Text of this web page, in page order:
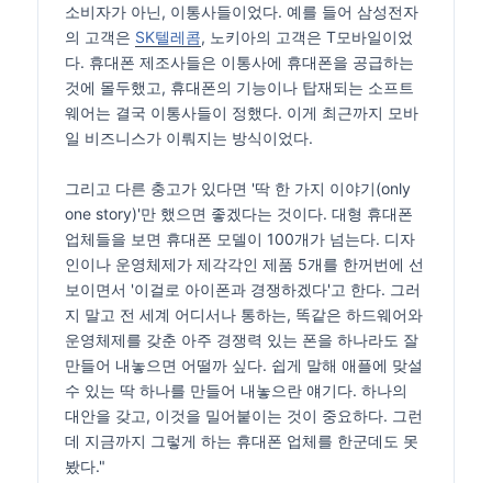
소비자가 아닌, 이통사들이었다. 예를 들어 삼성전자
의 고객은 SK텔레콤, 노키아의 고객은 T모바일이었
다. 휴대폰 제조사들은 이통사에 휴대폰을 공급하는
것에 몰두했고, 휴대폰의 기능이나 탑재되는 소프트
웨어는 결국 이통사들이 정했다. 이게 최근까지 모바
일 비즈니스가 이뤄지는 방식이었다.
그리고 다른 충고가 있다면 '딱 한 가지 이야기(only
one story)'만 했으면 좋겠다는 것이다. 대형 휴대폰
업체들을 보면 휴대폰 모델이 100개가 넘는다. 디자
인이나 운영체제가 제각각인 제품 5개를 한꺼번에 선
보이면서 '이걸로 아이폰과 경쟁하겠다'고 한다. 그러
지 말고 전 세계 어디서나 통하는, 똑같은 하드웨어와
운영체제를 갖춘 아주 경쟁력 있는 폰을 하나라도 잘
만들어 내놓으면 어떨까 싶다. 쉽게 말해 애플에 맞설
수 있는 딱 하나를 만들어 내놓으란 얘기다. 하나의
대안을 갖고, 이것을 밀어붙이는 것이 중요하다. 그런
데 지금까지 그렇게 하는 휴대폰 업체를 한군데도 못
봤다."